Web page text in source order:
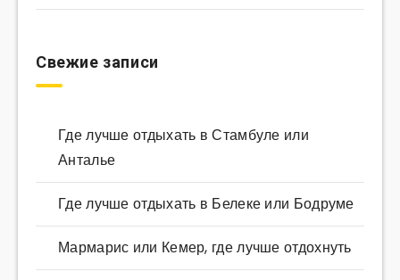
Свежие записи
Где лучше отдыхать в Стамбуле или
Анталье
Где лучше отдыхать в Белеке или Бодруме
Мармарис или Кемер, где лучше отдохнуть